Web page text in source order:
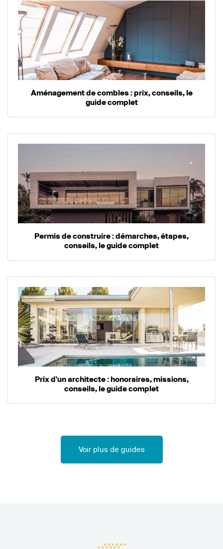
Aménagement de combles : prix, conseils, le
guide complet
Permis de construire : démarches, étapes,
conseils, le guide complet
Prix d'un architecte : honoraires, missions,
conseils, le guide complet
Voir plus de guides